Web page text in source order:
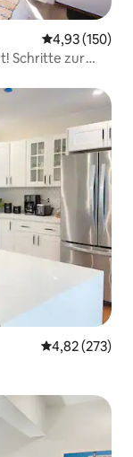
4,93 (150)
Schritte zur
4,82 (273)